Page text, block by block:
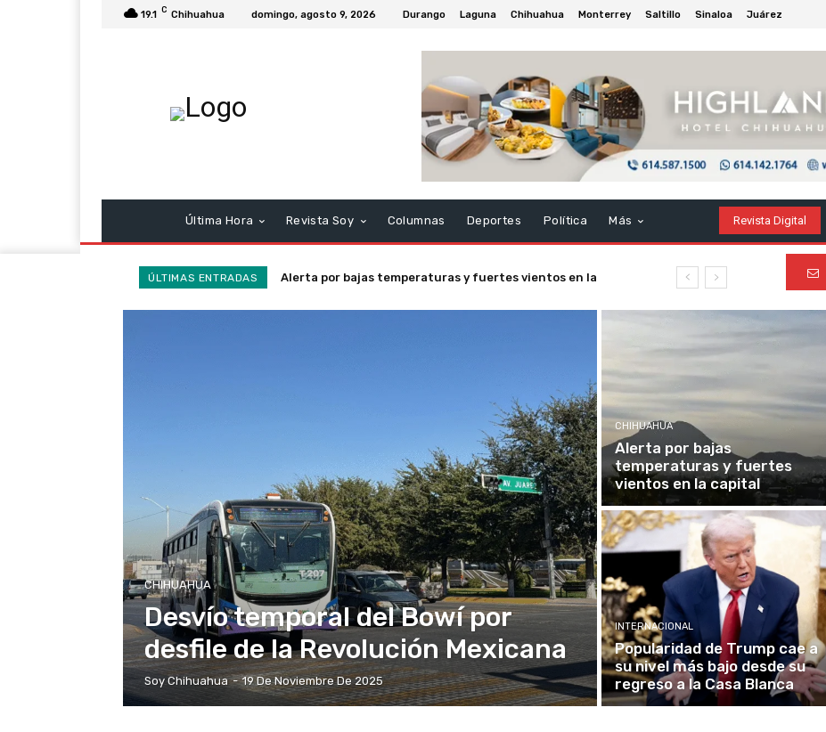
19.1 C Chihuahua domingo, agosto 9, 2026 Durango Laguna Chihuahua Monterrey Saltillo Sinaloa Juárez
Última Hora Revista Soy Columnas Deportes Política Más Revista Digital
ÚLTIMAS ENTRADAS
Última llamada rumbo al Mundial 2026: sorpresas,
CHIHUAHUA
Desvío temporal del Bowí por
desfile de la Revolución Mexicana
Soy Chihuahua - 19 De Noviembre De 2025
CHIHUAHUA
Alerta por bajas
temperaturas y fuertes
vientos en la capital
INTERNACIONAL
Popularidad de Trump cae a
su nivel más bajo desde su
regreso a la Casa Blanca